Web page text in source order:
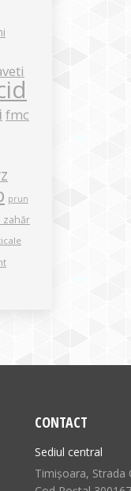
fmc
prun
zahăr
CONTACT
Sediul central
Timișoara, Strada